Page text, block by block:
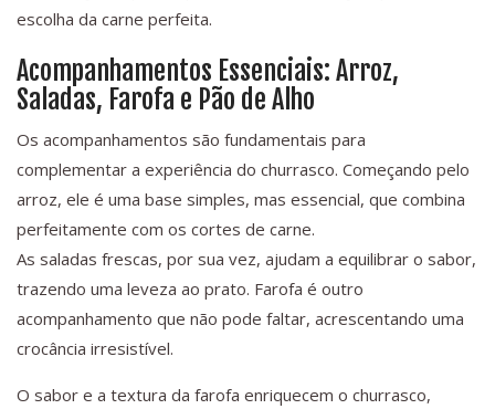
escolha da carne perfeita.
Acompanhamentos Essenciais: Arroz,
Saladas, Farofa e Pão de Alho
Os acompanhamentos são fundamentais para
complementar a experiência do churrasco. Começando pelo
arroz, ele é uma base simples, mas essencial, que combina
perfeitamente com os cortes de carne.
As saladas frescas, por sua vez, ajudam a equilibrar o sabor,
trazendo uma leveza ao prato. Farofa é outro
acompanhamento que não pode faltar, acrescentando uma
crocância irresistível.
O sabor e a textura da farofa enriquecem o churrasco,